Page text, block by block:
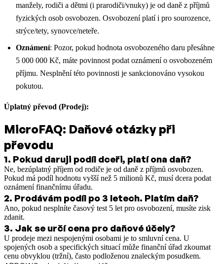
manžely, rodiči a dětmi (i prarodiči/vnuky) je od daně z příjmů
fyzických osob osvobozen. Osvobození platí i pro sourozence,
strýce/tety, synovce/neteře.
Oznámení: Pozor, pokud hodnota osvobozeného daru přesáhne
5 000 000 Kč, máte povinnost podat oznámení o osvobozeném
příjmu. Nesplnění této povinnosti je sankcionováno vysokou
pokutou.
Úplatný převod (Prodej):
MicroFAQ: Daňové otázky při
převodu
1. Pokud daruji podíl dceři, platí ona daň?
Ne, bezúplatný příjem od rodiče je od daně z příjmů osvobozen.
Pokud má podíl hodnotu vyšší než 5 milionů Kč, musí dcera podat
oznámení finančnímu úřadu.
2. Prodávám podíl po 3 letech. Platím daň?
Ano, pokud nesplníte časový test 5 let pro osvobození, musíte zisk
zdanit.
3. Jak se určí cena pro daňové účely?
U prodeje mezi nespojenými osobami je to smluvní cena. U
spojených osob a specifických situací může finanční úřad zkoumat
cenu obvyklou (tržní), často podloženou znaleckým posudkem.